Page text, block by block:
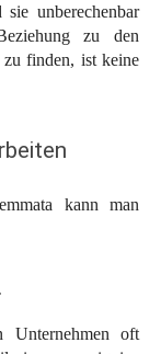
unberechenbar
zu den
finden, ist keine
kann man
Unternehmen oft